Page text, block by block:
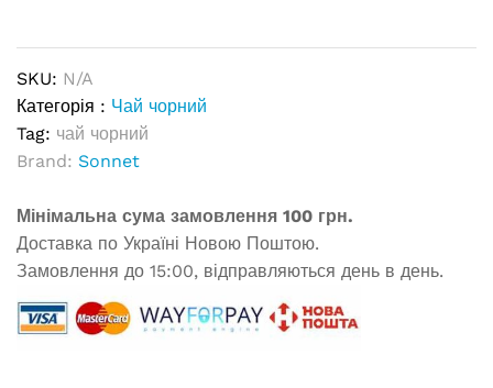
SKU: N/A
Категорія : Чай чорний
Tag: чай чорний
Brand: Sonnet
Мінімальна сума замовлення 100 грн.
Доставка по Україні Новою Поштою.
Замовлення до 15:00, відправляються день в день.